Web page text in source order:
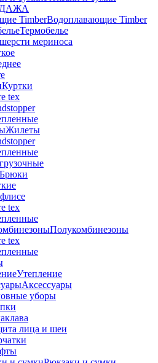
Водоплавающие Timber
Термобелье
мериноса
Куртки
tex
Жилеты
Брюки
tex
Полукомбинезоны
tex
Утепление
Аксессуары
уборы
лица и шеи